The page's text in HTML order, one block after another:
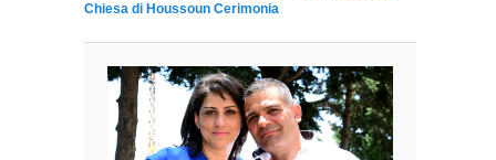
Chiesa di Houssoun Cerimonia